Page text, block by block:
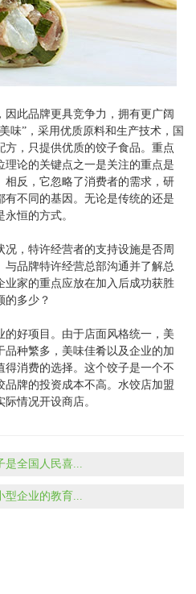
因此品牌更具竞争力，拥有更广阔
味”，采用优质原料和生产技术，国
方，只提供优质的饺子食品。重点
论的关键点之一是关注的重点是
相反，它忽略了消费者的需求，研
有不同的基因。无论是传统的还是
恒的方式。
，特许经营者的支持设施是否周
品牌特许经营总部沟通并了解总
业家的重点应放在加入后成功获胜
的多少？
的好项目。由于店面风格统一，美
种繁多，美味佳肴以及企业的加
得消费的选择。这个饺子是一个不
牌的投资成本不高。水饺店加盟
情况开设商店。
是全国人民喜...
型企业的教育...